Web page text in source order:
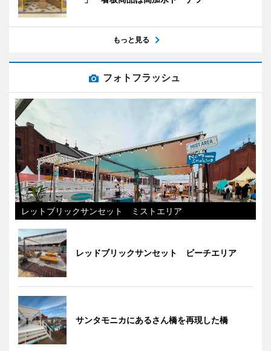
もっと見る
フォトフラッシュ
レットブリックサンセット ミストエリア
レッドブリックサンセット ビーチエリア
サンタモニカにあるさん橋を再現した橋